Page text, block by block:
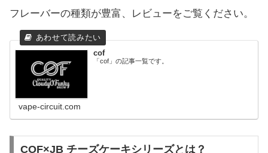
フレーバーの種類が豊富、レビューをご覧ください。
cof
「cof」の記事一覧です。
vape-circuit.com
COF×JB チーズケーキシリーズとは？